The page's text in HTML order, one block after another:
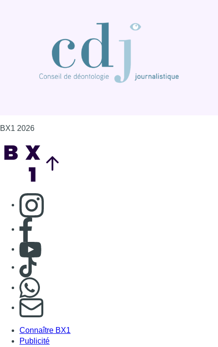
BX1 2026
Consulter page Instagram
Consulter page Facebook
Consulter Youtube
Consulter TikTok
S'abonner à notre newsletter
Connaître BX1
Publicité